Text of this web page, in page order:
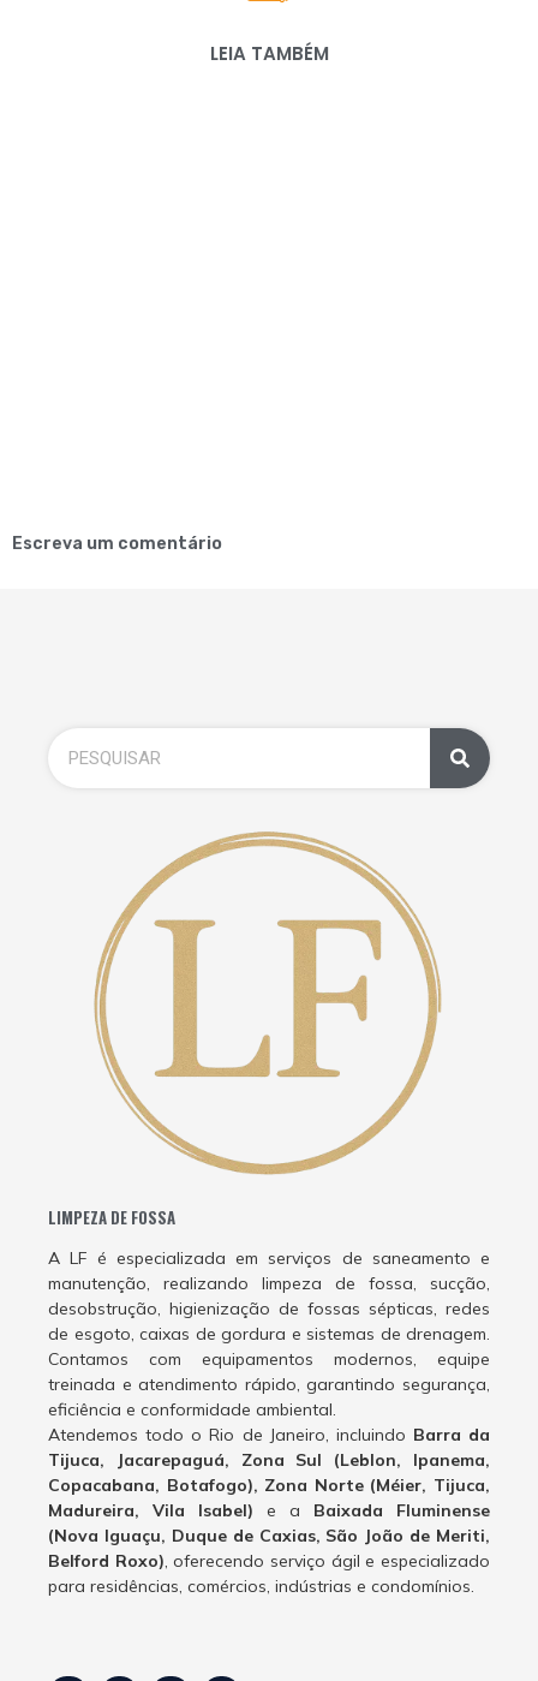
LEIA TAMBÉM
Escreva um comentário
LIMPEZA DE FOSSA
A LF é especializada em serviços de saneamento e
manutenção, realizando limpeza de fossa, sucção,
desobstrução, higienização de fossas sépticas, redes
de esgoto, caixas de gordura e sistemas de drenagem.
Contamos com equipamentos modernos, equipe
treinada e atendimento rápido, garantindo segurança,
eficiência e conformidade ambiental.
Atendemos todo o Rio de Janeiro, incluindo Barra da
Tijuca, Jacarepaguá, Zona Sul (Leblon, Ipanema,
Copacabana, Botafogo), Zona Norte (Méier, Tijuca,
Madureira, Vila Isabel) e a Baixada Fluminense
(Nova Iguaçu, Duque de Caxias, São João de Meriti,
Belford Roxo), oferecendo serviço ágil e especializado
para residências, comércios, indústrias e condomínios.